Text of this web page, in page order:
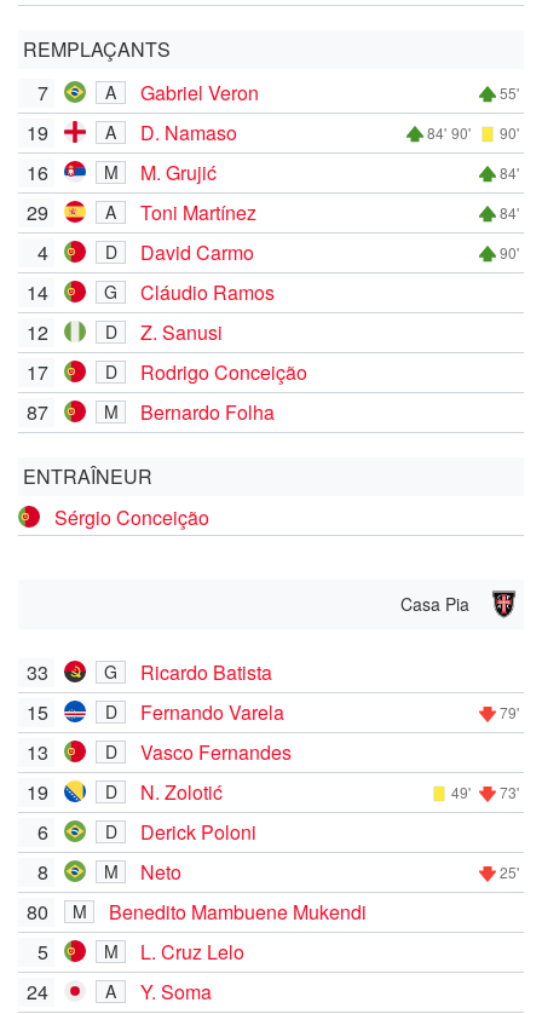
REMPLAÇANTS
7
A Gabriel Veron 55'
19 A D. Namaso 84' 90' 90'
16 M M. Grujić 84'
29 A Toni Martínez 84'
4 D David Carmo 90'
14 G
Cláudio Ramos
12
D
Z. Sanusi
17
D
Rodrigo Conceição
87
M Bernardo Folha
ENTRAÎNEUR
Sérgio Conceição
Casa Pia
33 G
Ricardo Batista
15
D Fernando Varela 79'
13 D
Vasco Fernandes
19
D N. Zolotić 49' 73'
6 D
Derick Poloni
8
M Neto 25'
80 M
Benedito Mambuene Mukendi
5
M
L. Cruz Lelo
24
A Y. Soma